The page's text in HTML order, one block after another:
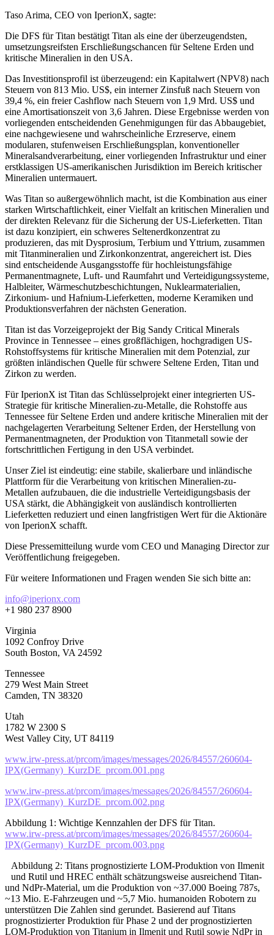
Taso Arima, CEO von IperionX, sagte:
Die DFS für Titan bestätigt Titan als eine der überzeugendsten,
umsetzungsreifsten Erschließungschancen für Seltene Erden und
kritische Mineralien in den USA.
Das Investitionsprofil ist überzeugend: ein Kapitalwert (NPV8) nach
Steuern von 813 Mio. US$, ein interner Zinsfuß nach Steuern von
39,4 %, ein freier Cashflow nach Steuern von 1,9 Mrd. US$ und
eine Amortisationszeit von 3,6 Jahren. Diese Ergebnisse werden von
vorliegenden entscheidenden Genehmigungen für das Abbaugebiet,
eine nachgewiesene und wahrscheinliche Erzreserve, einem
modularen, stufenweisen Erschließungsplan, konventioneller
Mineralsandverarbeitung, einer vorliegenden Infrastruktur und einer
erstklassigen US-amerikanischen Jurisdiktion im Bereich kritischer
Mineralien untermauert.
Was Titan so außergewöhnlich macht, ist die Kombination aus einer
starken Wirtschaftlichkeit, einer Vielfalt an kritischen Mineralien und
der direkten Relevanz für die Sicherung der US-Lieferketten. Titan
ist dazu konzipiert, ein schweres Seltenerdkonzentrat zu
produzieren, das mit Dysprosium, Terbium und Yttrium, zusammen
mit Titanmineralien und Zirkonkonzentrat, angereichert ist. Dies
sind entscheidende Ausgangsstoffe für hochleistungsfähige
Permanentmagnete, Luft- und Raumfahrt und Verteidigungssysteme,
Halbleiter, Wärmeschutzbeschichtungen, Nuklearmaterialien,
Zirkonium- und Hafnium-Lieferketten, moderne Keramiken und
Produktionsverfahren der nächsten Generation.
Titan ist das Vorzeigeprojekt der Big Sandy Critical Minerals
Province in Tennessee – eines großflächigen, hochgradigen US-
Rohstoffsystems für kritische Mineralien mit dem Potenzial, zur
größten inländischen Quelle für schwere Seltene Erden, Titan und
Zirkon zu werden.
Für IperionX ist Titan das Schlüsselprojekt einer integrierten US-
Strategie für kritische Mineralien-zu-Metalle, die Rohstoffe aus
Tennessee für Seltene Erden und andere kritische Mineralien mit der
nachgelagerten Verarbeitung Seltener Erden, der Herstellung von
Permanentmagneten, der Produktion von Titanmetall sowie der
fortschrittlichen Fertigung in den USA verbindet.
Unser Ziel ist eindeutig: eine stabile, skalierbare und inländische
Plattform für die Verarbeitung von kritischen Mineralien-zu-
Metallen aufzubauen, die die industrielle Verteidigungsbasis der
USA stärkt, die Abhängigkeit von ausländisch kontrollierten
Lieferketten reduziert und einen langfristigen Wert für die Aktionäre
von IperionX schafft.
Diese Pressemitteilung wurde vom CEO und Managing Director zur
Veröffentlichung freigegeben.
Für weitere Informationen und Fragen wenden Sie sich bitte an:
info@iperionx.com
+1 980 237 8900
Virginia
1092 Confroy Drive
South Boston, VA 24592
Tennessee
279 West Main Street
Camden, TN 38320
Utah
1782 W 2300 S
West Valley City, UT 84119
www.irw-press.at/prcom/images/messages/2026/84557/260604-
IPX(Germany)_KurzDE_prcom.001.png
www.irw-press.at/prcom/images/messages/2026/84557/260604-
IPX(Germany)_KurzDE_prcom.002.png
Abbildung 1: Wichtige Kennzahlen der DFS für Titan.
www.irw-press.at/prcom/images/messages/2026/84557/260604-
IPX(Germany)_KurzDE_prcom.003.png
Abbildung 2: Titans prognostizierte LOM-Produktion von Ilmenit
und Rutil und HREC enthält schätzungsweise ausreichend Titan-
und NdPr-Material, um die Produktion von ~37.000 Boeing 787s,
~13 Mio. E-Fahrzeugen und ~5,7 Mio. humanoiden Robotern zu
unterstützen Die Zahlen sind gerundet. Basierend auf Titans
prognostizierter Produktion für Phase 2 und der prognostizierten
LOM-Produktion von Titanium in Ilmenit und Rutil sowie NdPr in